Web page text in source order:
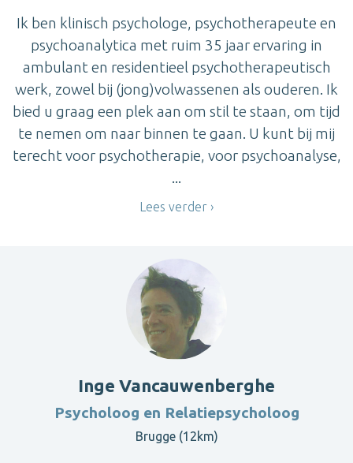
Ik ben klinisch psychologe, psychotherapeute en
psychoanalytica met ruim 35 jaar ervaring in
ambulant en residentieel psychotherapeutisch
werk, zowel bij (jong)volwassenen als ouderen. Ik
bied u graag een plek aan om stil te staan, om tijd
te nemen om naar binnen te gaan. U kunt bij mij
terecht voor psychotherapie, voor psychoanalyse,
...
Lees verder
Inge Vancauwenberghe
Psycholoog en Relatiepsycholoog
Brugge (12km)